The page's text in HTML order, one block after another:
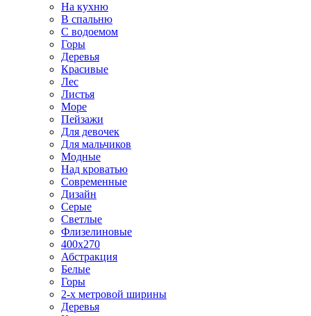
На кухню
В спальню
С водоемом
Горы
Деревья
Красивые
Лес
Листья
Море
Пейзажи
Для девочек
Для мальчиков
Модные
Над кроватью
Современные
Дизайн
Серые
Светлые
Флизелиновые
400х270
Абстракция
Белые
Горы
2-х метровой ширины
Деревья